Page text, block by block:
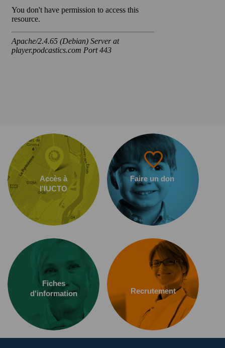
Accès à
l'IUCTO
Faire un don
Fiches
d'information
Recrutement